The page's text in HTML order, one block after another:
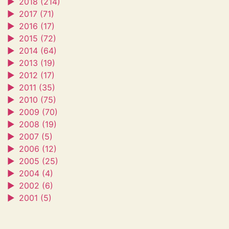
► 2017 (71)
► 2016 (17)
► 2015 (72)
► 2014 (64)
► 2013 (19)
► 2012 (17)
► 2011 (35)
► 2010 (75)
► 2009 (70)
► 2008 (19)
► 2007 (5)
► 2006 (12)
► 2005 (25)
► 2004 (4)
► 2002 (6)
► 2001 (5)